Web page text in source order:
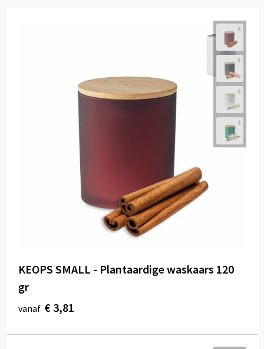
KEOPS SMALL - Plantaardige waskaars 120
gr
vanaf € 3,81